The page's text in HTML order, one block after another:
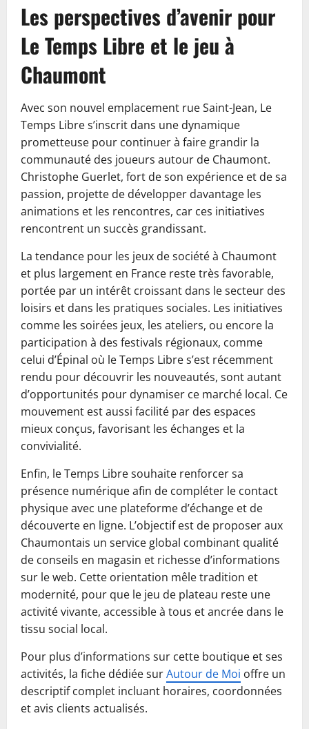
Les perspectives d’avenir pour
Le Temps Libre et le jeu à
Chaumont
Avec son nouvel emplacement rue Saint-Jean, Le
Temps Libre s’inscrit dans une dynamique
prometteuse pour continuer à faire grandir la
communauté des joueurs autour de Chaumont.
Christophe Guerlet, fort de son expérience et de sa
passion, projette de développer davantage les
animations et les rencontres, car ces initiatives
rencontrent un succès grandissant.
La tendance pour les jeux de société à Chaumont
et plus largement en France reste très favorable,
portée par un intérêt croissant dans le secteur des
loisirs et dans les pratiques sociales. Les initiatives
comme les soirées jeux, les ateliers, ou encore la
participation à des festivals régionaux, comme
celui d’Épinal où le Temps Libre s’est récemment
rendu pour découvrir les nouveautés, sont autant
d’opportunités pour dynamiser ce marché local. Ce
mouvement est aussi facilité par des espaces
mieux conçus, favorisant les échanges et la
convivialité.
Enfin, le Temps Libre souhaite renforcer sa
présence numérique afin de compléter le contact
physique avec une plateforme d’échange et de
découverte en ligne. L’objectif est de proposer aux
Chaumontais un service global combinant qualité
de conseils en magasin et richesse d’informations
sur le web. Cette orientation mêle tradition et
modernité, pour que le jeu de plateau reste une
activité vivante, accessible à tous et ancrée dans le
tissu social local.
Pour plus d’informations sur cette boutique et ses
activités, la fiche dédiée surAutour de Moi offre un
descriptif complet incluant horaires, coordonnées
et avis clients actualisés.